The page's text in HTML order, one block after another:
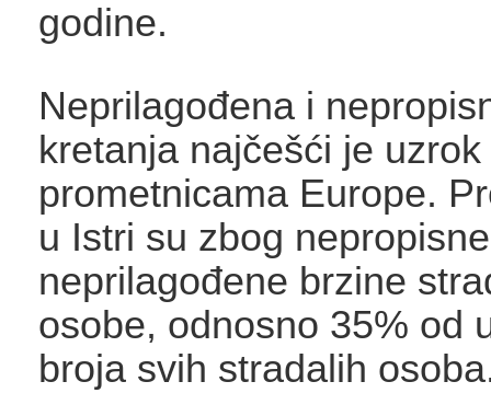
godine.
Neprilagođena i
kretanja najčešći je
prometnicama Europe.
u Istri su zbog
neprilagođene brzine
osobe, odnosno 35% od
broja svih stradalih